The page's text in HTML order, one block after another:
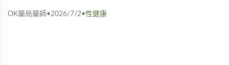
OK藥局藥師•2026/7/2•性健康